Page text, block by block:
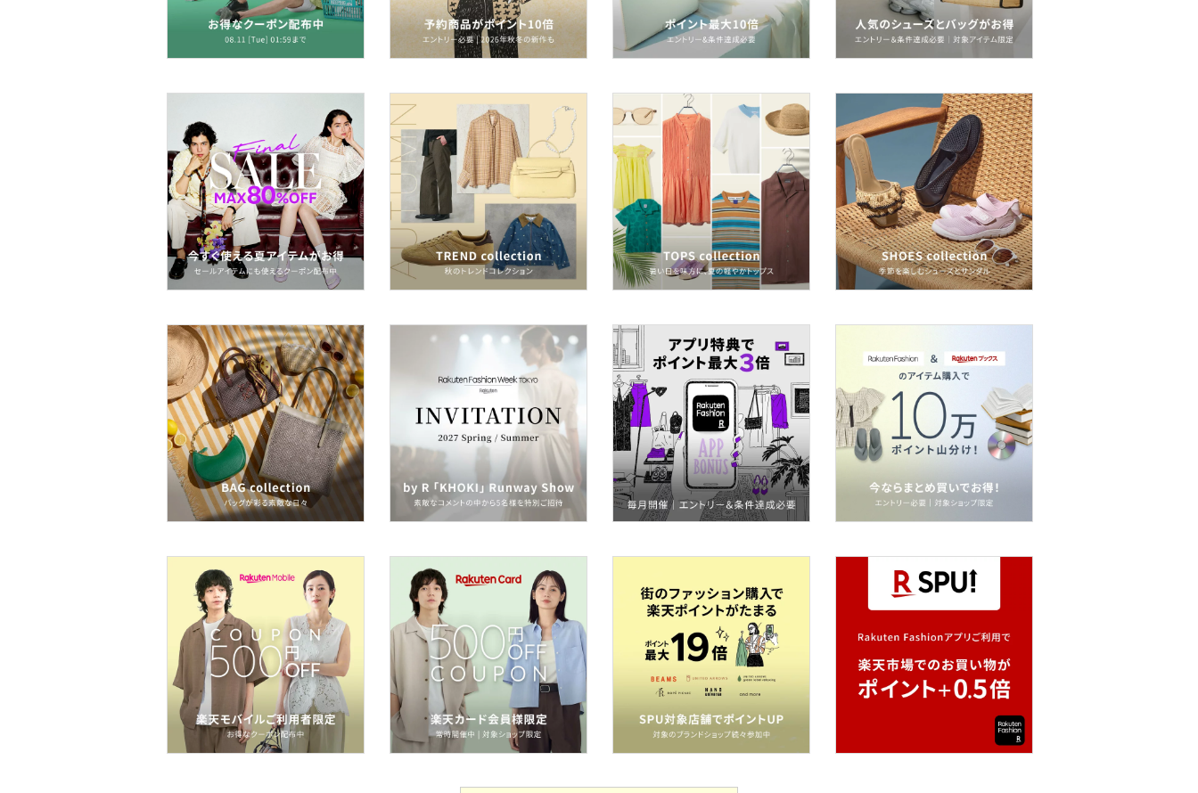
マタニティウェア・ベビ
スーツ・フォーマル
水着・スイムグッズ
着物・浴衣・和装小物
スキンケア
ベースメイク
メイクアップ
ネイル
ボディケア・オーラルケ
ア
ヘアケア
フレグランス
メイク道具・美容器具
コフレ・キット・セット
食器・調理器具・キッチ
ン用品
インテリア・生活雑貨
スマホグッズ・オーディ